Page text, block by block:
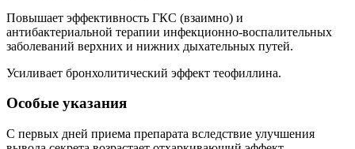
Повышает эффективность ГКС (взаимно) и
антибактериальной терапии инфекционно-воспалительных
заболеваний верхних и нижних дыхательных путей.
Усиливает бронхолитический эффект теофиллина.
Особые указания
С первых дней приема препарата вследствие улучшения